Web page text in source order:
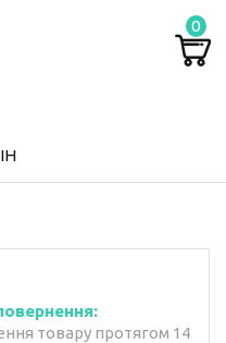
товару протягом 14